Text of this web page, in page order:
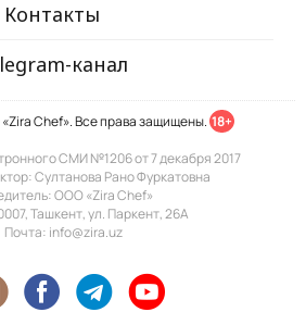
Контакты
канал
Chef». Все права защищены. 18+
СМИ №1206 от 7 декабря 2017
Султанова Рано Фуркатовна
ООО «Zira Chef»
Ташкент, ул. Паркент, 26А
Почта: info@zira.uz